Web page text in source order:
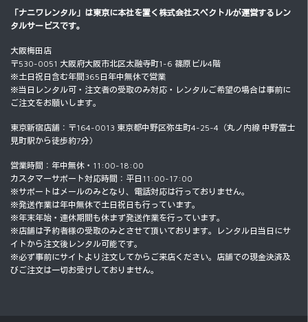
「ナニワレンタル」は東京に本社を置く 株式会社スペクトルが運営するレン
タルサービスです。
大阪梅田店
〒530-0051 大阪府大阪市北区太融寺町1-6 篠原ビル4階
※土日祝日含む年間365日年中無休で営業
※当日レンタル可・注文者の受取のみ対応・レンタルご希望の場合は事前に
ご注文をお願いします。
東京新宿店舗：〒164-0013 東京都中野区弥生町4-25-4（丸ノ内線 中野富士
見町駅から徒歩約7分）
営業時間：年中無休・11:00-18:00
カスタマーサポート対応時間：平日11:00-17:00
※サポートはメールのみとなり、電話対応は行っておりません。
※発送作業は年中無休で土日祝日も行っています。
※年末年始・連休期間も休まず発送作業を行っています。
※店舗は予約者様の受取のみとさせて頂いております。レンタル日当日にサ
イトから注文後レンタル可能です。
※必ず事前にサイトより注文してからご来店ください。店舗での現金決済及
びご注文は一切お受けしておりません。